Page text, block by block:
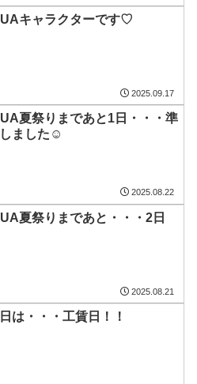
キャラクターです♡
2025.09.17
夏祭りまであと1日・・・準
ました☺
2025.08.22
夏祭りまであと・・・2日
2025.08.21
は・・・工賃日！！